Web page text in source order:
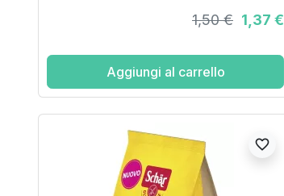
1,50 € 1,37 €
Aggiungi al carrello
favorite_border